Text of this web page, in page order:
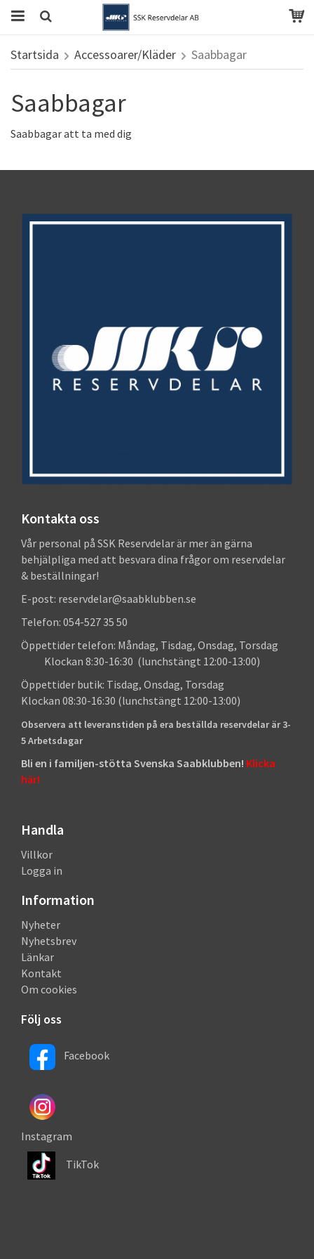
Startsida Accessoarer/Kläder Saabbagar
Saabbagar
Saabbagar att ta med dig
Kontakta oss
Vår personal på SSK Reservdelar är mer än gärna
behjälpliga med att besvara dina frågor om reservdelar
& beställningar!
E-post: reservdelar@saabklubben.se
Telefon: 054-527 35 50
Öppettider telefon: Måndag, Tisdag, Onsdag, Torsdag
Klockan 8:30-16:30 (lunchstängt 12:00-13:00)
Öppettider butik: Tisdag, Onsdag, Torsdag
Klockan 08:30-16:30 (lunchstängt 12:00-13:00)
Observera att leveranstiden på era beställda reservdelar är 3-
5 Arbetsdagar
Bli en i familjen-stötta Svenska Saabklubben! Klicka
här!
Handla
Villkor
Logga in
Information
Nyheter
Nyhetsbrev
Länkar
Kontakt
Om cookies
Följ oss
Facebook
Instagram
TikTok